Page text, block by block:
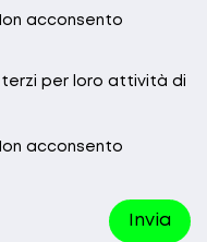
acconsento
per loro attività di
acconsento
Invia